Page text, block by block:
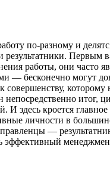
по-разному и
Первым
работы, они часто
— бесконечно могут
совершенству, которому
итог,
И здесь кроется
личности в
—
эффективный